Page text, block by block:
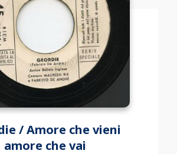
/ Amore che vieni
amore che vai